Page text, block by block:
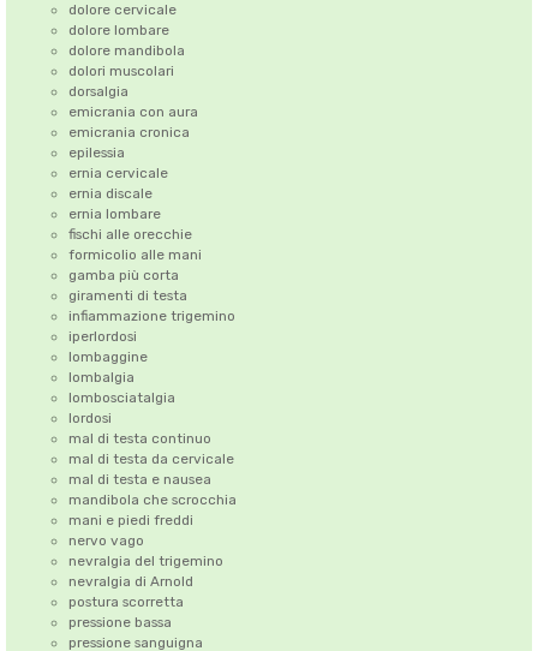
dolore cervicale
dolore lombare
dolore mandibola
dolori muscolari
dorsalgia
emicrania con aura
emicrania cronica
epilessia
ernia cervicale
ernia discale
ernia lombare
fischi alle orecchie
formicolio alle mani
gamba più corta
giramenti di testa
infiammazione trigemino
iperlordosi
lombaggine
lombalgia
lombosciatalgia
lordosi
mal di testa continuo
mal di testa da cervicale
mal di testa e nausea
mandibola che scrocchia
mani e piedi freddi
nervo vago
nevralgia del trigemino
nevralgia di Arnold
postura scorretta
pressione bassa
pressione sanguigna